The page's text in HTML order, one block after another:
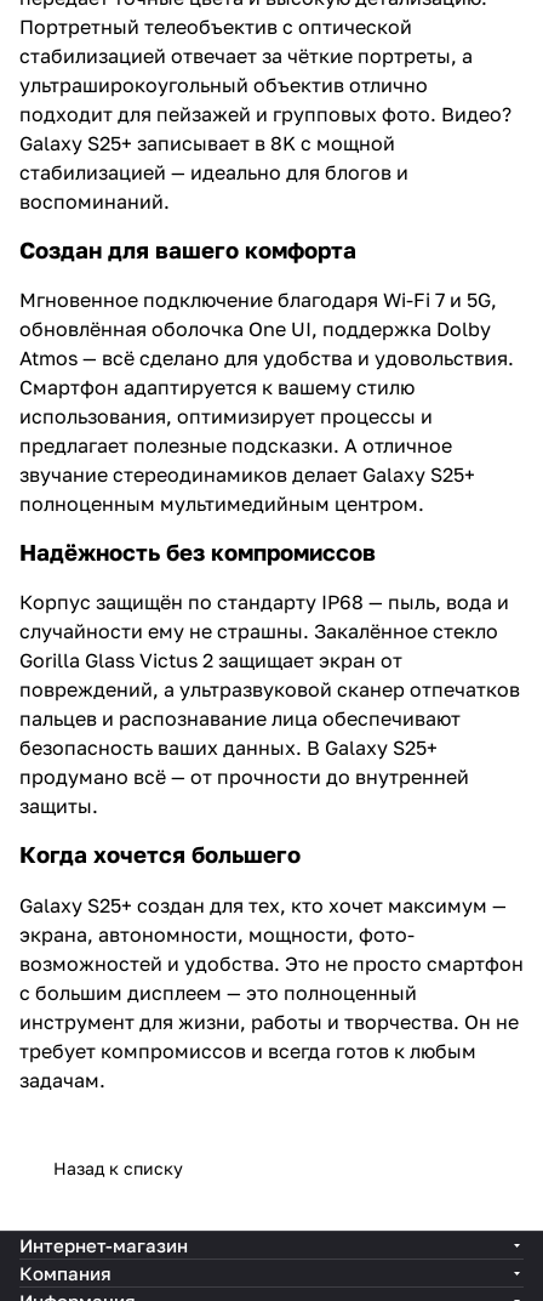
Портретный телеобъектив с оптической
стабилизацией отвечает за чёткие портреты, а
ультраширокоугольный объектив отлично
подходит для пейзажей и групповых фото. Видео?
Galaxy S25+ записывает в 8K с мощной
стабилизацией — идеально для блогов и
воспоминаний.
Создан для вашего комфорта
Мгновенное подключение благодаря Wi-Fi 7 и 5G,
обновлённая оболочка One UI, поддержка Dolby
Atmos — всё сделано для удобства и удовольствия.
Смартфон адаптируется к вашему стилю
использования, оптимизирует процессы и
предлагает полезные подсказки. А отличное
звучание стереодинамиков делает Galaxy S25+
полноценным мультимедийным центром.
Надёжность без компромиссов
Корпус защищён по стандарту IP68 — пыль, вода и
случайности ему не страшны. Закалённое стекло
Gorilla Glass Victus 2 защищает экран от
повреждений, а ультразвуковой сканер отпечатков
пальцев и распознавание лица обеспечивают
безопасность ваших данных. В Galaxy S25+
продумано всё — от прочности до внутренней
защиты.
Когда хочется большего
Galaxy S25+ создан для тех, кто хочет максимум —
экрана, автономности, мощности, фото-
возможностей и удобства. Это не просто смартфон
с большим дисплеем — это полноценный
инструмент для жизни, работы и творчества. Он не
требует компромиссов и всегда готов к любым
задачам.
Назад к списку
Интернет-магазин
Компания